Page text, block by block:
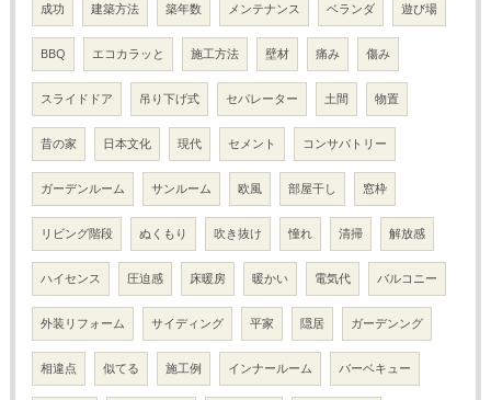
成功 建築方法 築年数 メンテナンス ベランダ 遊び場
BBQ エコカラッと 施工方法 壁材 痛み 傷み
スライドドア 吊り下げ式 セパレーター 土間 物置
昔の家 日本文化 現代 セメント コンサバトリー
ガーデンルーム サンルーム 欧風 部屋干し 窓枠
リビング階段 ぬくもり 吹き抜け 憧れ 清掃 解放感
ハイセンス 圧迫感 床暖房 暖かい 電気代 バルコニー
外装リフォーム サイディング 平家 隠居 ガーデンング
相違点 似てる 施工例 インナールーム バーベキュー